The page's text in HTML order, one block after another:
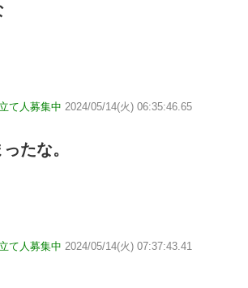
て人募集中 2024/05/14(火) 06:35:46.65
たな。
て人募集中 2024/05/14(火) 07:37:43.41